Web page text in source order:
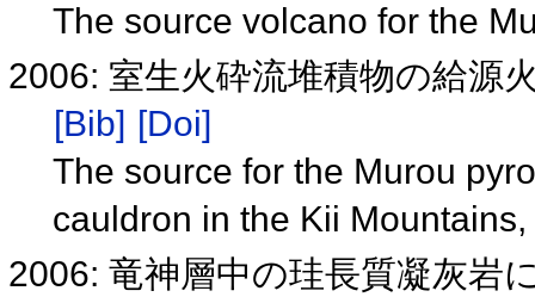
The source volcano for the
2006: 室生火砕流堆積物の給源
[Bib] [Doi]
The source for the Murou
cauldron in the Kii
2006: 竜神層中の珪長質凝灰岩